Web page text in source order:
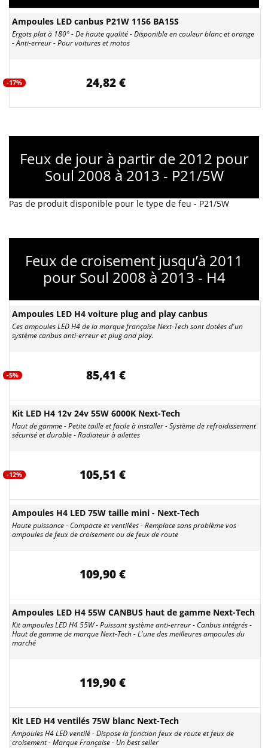
Ampoules LED canbus P21W 1156 BA15S
Ergots plat à 180° - De haute qualité - Disponible en couleur blanc et orange
- Anti-erreur - Pour voitures et motos
-17% 24,82 €
Feux de jour à partir de 2012 pour
Soul 2008 à 2013 - P21/5W
Pas de produit disponible pour le type de feu - P21/5W
Feux de croisement jusqu’à 2011
pour Soul 2008 à 2013 - H4
Ampoules LED H4 voiture plug and play canbus
Ces ampoules LED H4 de la marque française Next-Tech sont dotées d'un
système canbus anti-erreur et plug and play.
-5% 85,41 €
Kit LED H4 12v 24v 55W 6000K Next-Tech
Haut de gamme - Petite taille et facile à installer - Système de refroidissement
sécurisé et durable - Radiateur à ailettes
-12% 105,51 €
Ampoules H4 LED 75W taille mini - Next-Tech
Haute puissance - Compacte et ventilées - Remplace sans problème vos
ampoules de feux de croisement ou de feux de route
109,90 €
Ampoules LED H4 55W CANBUS haut de gamme Next-Tech
Kit ampoules LED H4 55W - Puissant système anti-erreur - Canbus intégrés -
Haut de gamme de marque Next-Tech - L'une des meilleures ampoules du
marché
119,90 €
Kit LED H4 ventilés 75W blanc Next-Tech
Ampoules H4 LED ventilé - Dispose la fonction feux de route et feux de
croisement - Marque Française - Un best seller